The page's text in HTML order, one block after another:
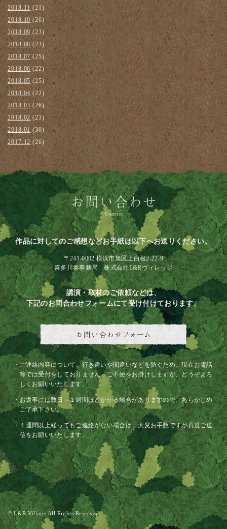
2018.11(21)
2018.10 (26)
2018.09(23)
2018.08(23)
2018.07(25)
2018.06 (22)
2018.05(25)
2018.04 (22)
2018.03(26)
2018.02 (23)
2018.01(30)
2017.12(26)
作品に対してのご感想などお手紙は以下へお送りください。
〒241-0002 横浜市旭区上白根2-22-9
喜多川泰事務局 株式会社L&Rヴィレッジ
講演・取材のご依頼などは、
下記のお問合わせフォームにて受け付けております。
ご連絡内容について、行き違いや間違いなどを防ぐため、現在お電話
等では受付をしておりません。ご不便をお掛けしますが、どうぞよろ
しくお願いいたします。
お返事には数日～１週間ほどかかる場合がありますので、あらかじめ
ご了承下さい。
１週間以上経ってもご連絡がない場合は、大変お手数ですが再度ご送
信をお願いいたします。
© L&R Village All Rights Reserved.